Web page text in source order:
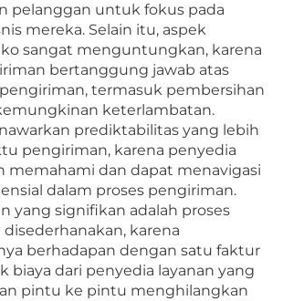
pelanggan untuk fokus pada
mereka. Selain itu, aspek
sangat menguntungkan, karena
bertanggung jawab atas
termasuk pembersihan
keterlambatan.
prediktabilitas yang lebih
pengiriman, karena penyedia
memahami dan dapat menavigasi
dalam proses pengiriman.
yang signifikan adalah proses
karena
berhadapan dengan satu faktur
biaya dari penyedia layanan yang
pintu ke pintu menghilangkan